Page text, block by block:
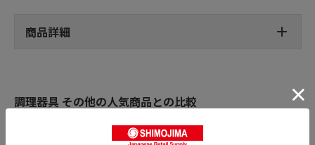
商品詳細
調理器具 その他の人気商品との比較